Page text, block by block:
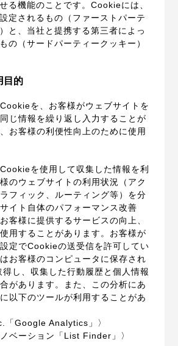
る機能のことです。Cookieには、
定されるもの（ファーストパーテ
と、当社と提携する第三者によっ
の（サードパーティークッキー）
目的
Cookieを、お客様がウェブサイトを
じ情報を繰り返し入力することが
お客様の利便性向上のために使用
を使用して収集した情報を利
のウェブサイトの利用状況（アク
フィック、ルーティング等）を分
イト自体のパフォーマンス改善
客様に提供するサービスの向上、
用することがあります。お客様が
定でCookieの送受信を許可してい
お客様のコンピュータに保存され
し、収集した行動履歴と個人情報
があります。また、この分析にあ
以下のツールが利用することがあ
「Google Analytics」〉
ノベーション「List Finder」〉